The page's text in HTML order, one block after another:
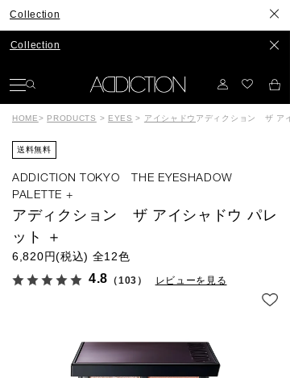
HOME> PRODUCTS > EYES > アイシャドウ アディクション ザ ア
送料無料
ADDICTION TOKYO THE EYESHADOW
PALETTE +
アディクション ザ アイシャドウ パレ
ット ＋
6,820円(税込) 全12色
4.8 （103） レビューを見る